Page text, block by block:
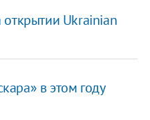
открытии Ukrainian
в этом году